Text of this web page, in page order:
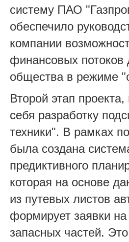
систему ПАО
обеспечило
компании
финансовых потоков
общества в режиме
Второй этап
себя разработку
техники". В рамках
была создана
предиктивного
которая на основе
из путевых листов
формирует заявки
запасных частей.